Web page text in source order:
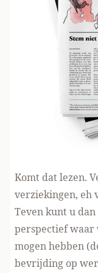
Komt dat lezen.
verziekingen, eh
Teven kunt u
perspectief waar
mogen hebben
bevrijding op